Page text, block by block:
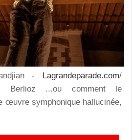
- Lagrandeparade.com/
Berlioz ...ou comment le
œuvre symphonique hallucinée,